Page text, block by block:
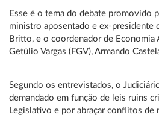
Esse é o tema do debate promovido
ministro aposentado e ex-presidente
Britto, e o coordenador de Economia
Getúlio Vargas (FGV), Armando
Segundo os entrevistados, o
demandado em função de leis ruins
Legislativo e por abraçar conflitos de